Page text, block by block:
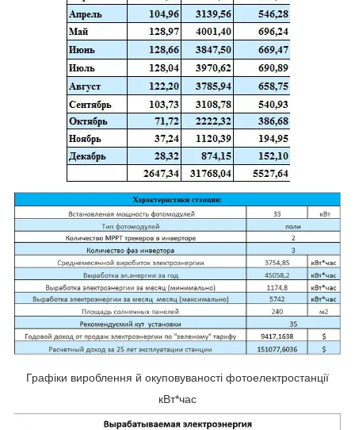
Графіки вироблення й окуповуваності фотоелектростанції
кВт*час